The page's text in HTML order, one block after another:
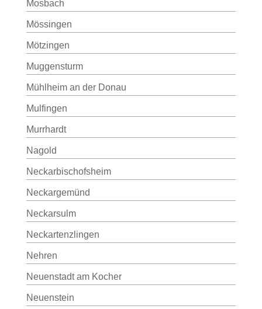
Mosbach
Mössingen
Mötzingen
Muggensturm
Mühlheim an der Donau
Mulfingen
Murrhardt
Nagold
Neckarbischofsheim
Neckargemünd
Neckarsulm
Neckartenzlingen
Nehren
Neuenstadt am Kocher
Neuenstein